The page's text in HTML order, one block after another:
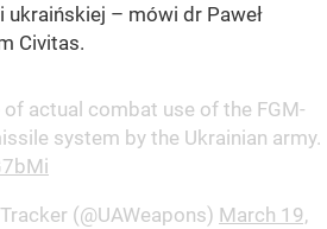
ukraińskiej – mówi dr Paweł
Civitas.
of actual combat use of the FGM-
system by the Ukrainian army.
(@UAWeapons) March 19,